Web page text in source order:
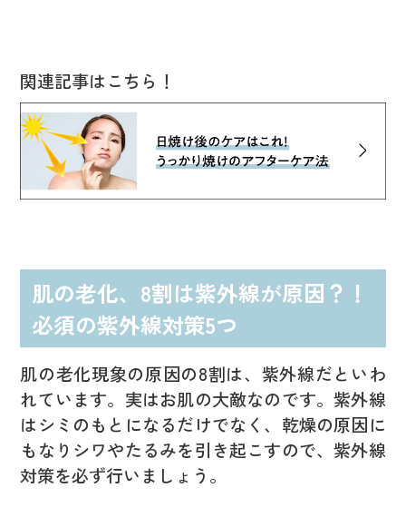
関連記事はこちら！
肌の老化、8割は紫外線が原因？！
必須の紫外線対策5つ
肌の老化現象の原因の8割は、紫外線だといわ
れています。実はお肌の大敵なのです。紫外線
はシミのもとになるだけでなく、乾燥の原因に
もなりシワやたるみを引き起こすので、紫外線
対策を必ず行いましょう。